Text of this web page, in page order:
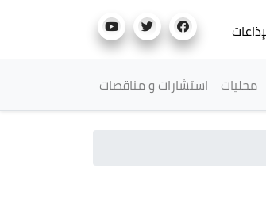
محليات استشارات و مناقصات